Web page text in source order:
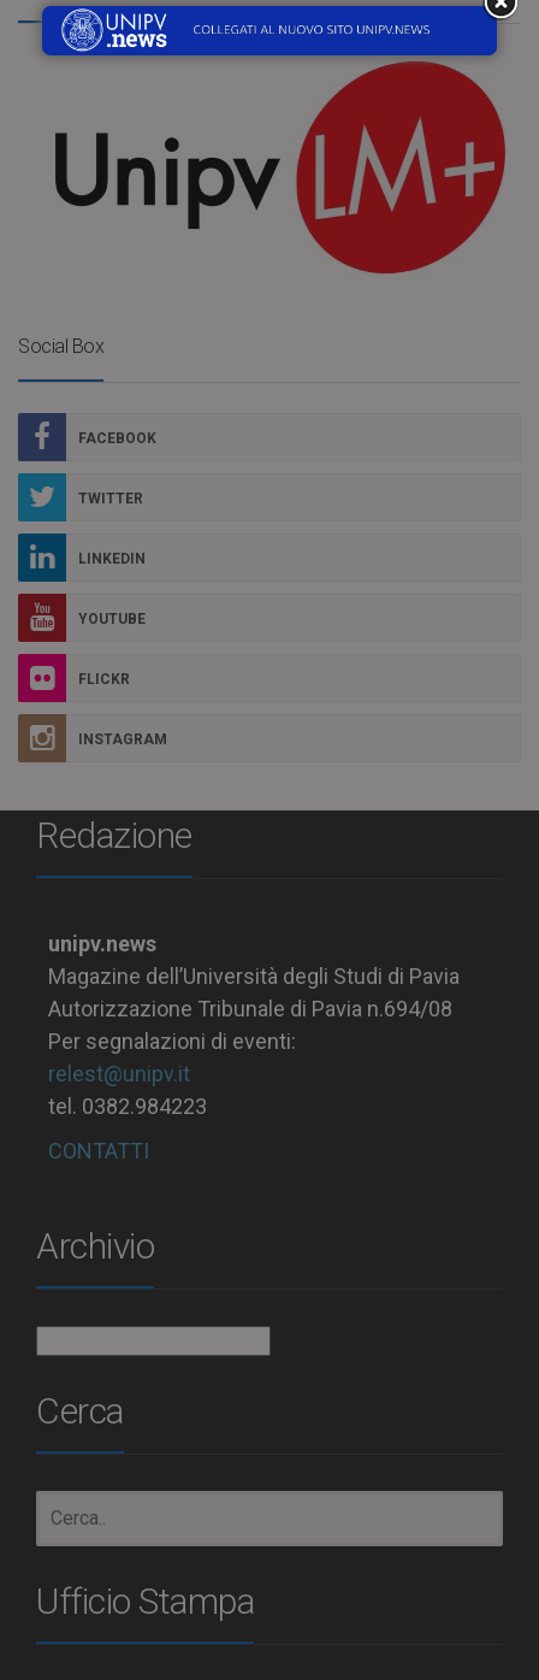
Social Box
FACEBOOK
TWITTER
LINKEDIN
YOUTUBE
FLICKR
INSTAGRAM
Redazione
unipv.news
Magazine dell’Università degli Studi di Pavia
Autorizzazione Tribunale di Pavia n.694/08
Per segnalazioni di eventi:
relest@unipv.it
tel. 0382.984223
CONTATTI
Archivio
Cerca
Ufficio Stampa